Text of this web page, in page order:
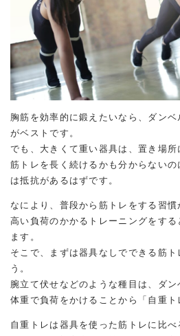
胸筋を効率的に鍛えたいなら、ダン
がベストです。
でも、大きくて重い器具は、置き場所
筋トレを長く続けるかも分からない
は抵抗があるはずです。
なにより、普段から筋トレをする習
高い負荷のかかるトレーニングをする
ます。
そこで、まずは器具なしでできる筋ト
う。
腕立て伏せなどのような種目は、ダ
体重で負荷をかけることから「自重ト
自重トレは器具を使った筋トレに比